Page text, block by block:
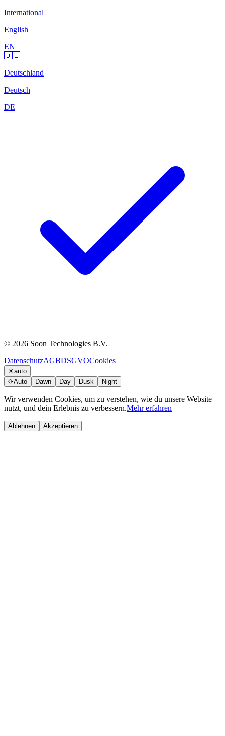
International
English
EN
🇩🇪
Deutschland
Deutsch
DE
© 2026 Soon Technologies B.V.
DatenschutzAGBDSGVOCookies
☀auto
⟳Auto Dawn Day Dusk Night
Wir verwenden Cookies, um zu verstehen, wie du unsere Website
nutzt, und dein Erlebnis zu verbessern.Mehr erfahren
Ablehnen Akzeptieren